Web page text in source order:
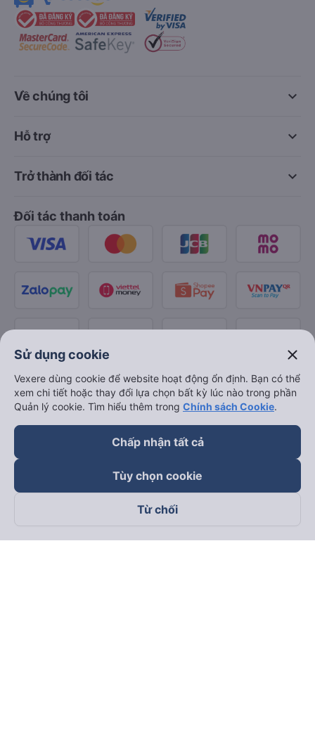
keyboard_arrow_down
Về chúng tôi
keyboard_arrow_down
Hỗ trợ
keyboard_arrow_down
Trở thành đối tác
Đối tác thanh toán
Theo dõi chúng tôi trên
Sử dụng cookie close
Vexere dùng cookie để website hoạt động ổn định. Bạn có thể
xem chi tiết hoặc thay đổi lựa chọn bất kỳ lúc nào trong phần
Quản lý cookie. Tìm hiểu thêm trong Chính sách Cookie.
Chấp nhận tất cả
Tùy chọn cookie
Từ chối